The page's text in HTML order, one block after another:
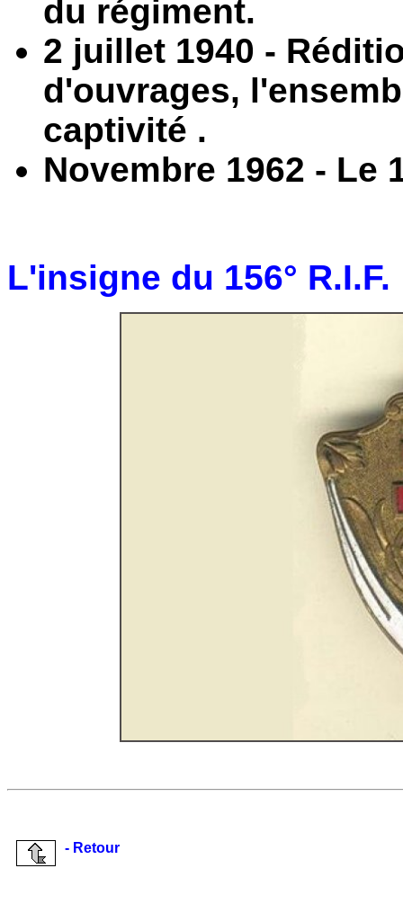
du régiment.
2 juillet 1940 -
d'ouvrages,
captivité .
Novembre 1962 - Le
L'insigne du 156° R.I.F.
- Retour